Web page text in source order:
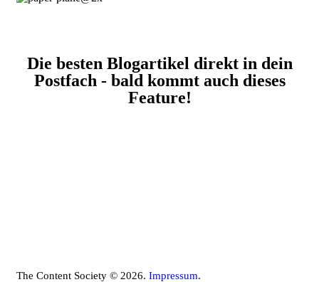
Die besten Blogartikel direkt in dein
Postfach - bald kommt auch dieses
Feature!
The Content Society © 2026. Impressum.